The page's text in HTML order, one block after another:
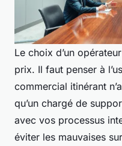
Le choix d’un
prix. Il faut penser à
commercial itinérant
qu’un chargé de
avec vos processus
éviter les mauvaises